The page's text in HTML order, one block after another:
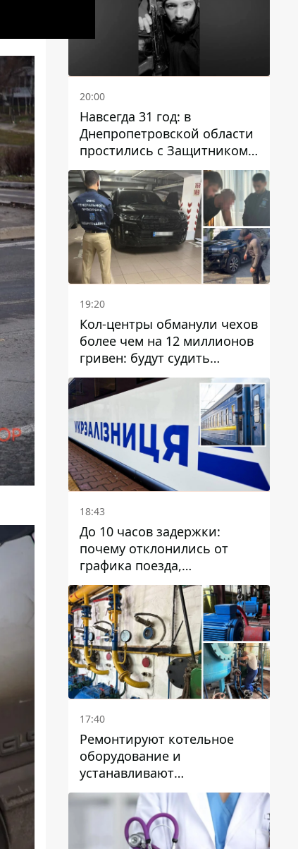
20:00
Навсегда 31 год: в
Днепропетровской области
простились с Защитником
Александром Репиным
19:20
Кол-центры обманули чехов
более чем на 12 миллионов
гривен: будут судить
днепрянина,
организовавшего
транснациональную
преступную организацию
18:43
До 10 часов задержки:
почему отклонились от
графика поезда,
курсирующие через Днепр
и область
17:40
Ремонтируют котельное
оборудование и
устанавливают
генераторные установки:
как в Днепре готовятся к
отопительному сезону